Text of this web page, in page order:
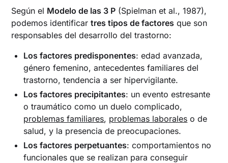
Según el Modelo de las 3 P (Spielman et al., 1987),
podemos identificartres tipos de factores que son
responsables del desarrollo del trastorno:
Los factores predisponentes: edad avanzada,
género femenino, antecedentes familiares del
trastorno, tendencia a ser hipervigilante.
Los factores precipitantes: un evento estresante
o traumático como un duelo complicado,
problemas familiares, problemas laborales o de
salud, y la presencia de preocupaciones.
Los factores perpetuantes: comportamientos no
funcionales que se realizan para conseguir